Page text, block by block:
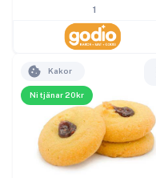
1
Ni tjänar 20kr
Kakor